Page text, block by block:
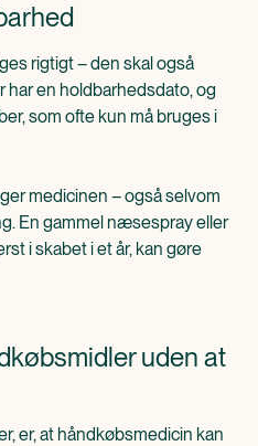
rigtigt – den skal også
har en holdbarhedsdato, og
som ofte kun må bruges i
medicinen – også selvom
En gammel næsespray eller
i skabet i et år, kan gøre
uden at
er, at håndkøbsmedicin kan